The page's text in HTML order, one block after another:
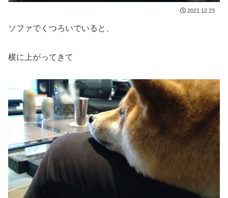
2021.12.23
ソファでくつろいでいると、
横に上がってきて